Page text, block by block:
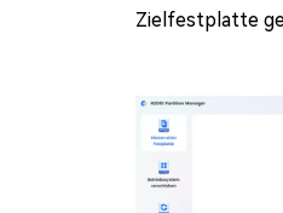
Zielfestplatte